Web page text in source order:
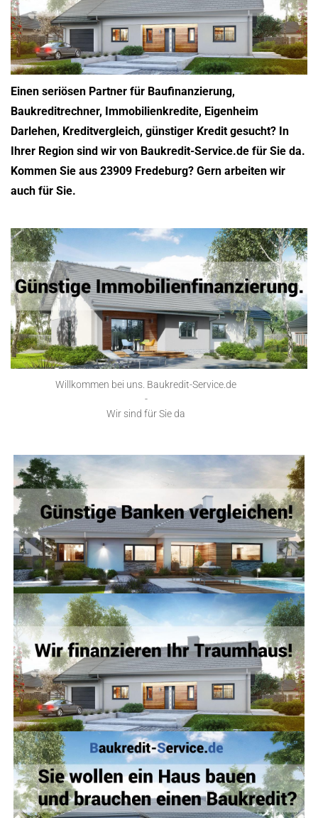
Einen seriösen Partner für Baufinanzierung,
Baukreditrechner, Immobilienkredite, Eigenheim
Darlehen, Kreditvergleich, günstiger Kredit gesucht? In
Ihrer Region sind wir von Baukredit-Service.de für Sie da.
Kommen Sie aus 23909 Fredeburg? Gern arbeiten wir
auch für Sie.
Willkommen bei uns. Baukredit-Service.de
-
Wir sind für Sie da